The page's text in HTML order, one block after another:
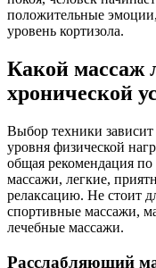
положительные
уровень кортизола.
Какой массаж
хронической
Выбор техники
уровня физической
общая рекомендация
массажи, легкие,
релаксацию. Не стоит
спортивные массажи,
лечебные массажи.
Расслабляющий